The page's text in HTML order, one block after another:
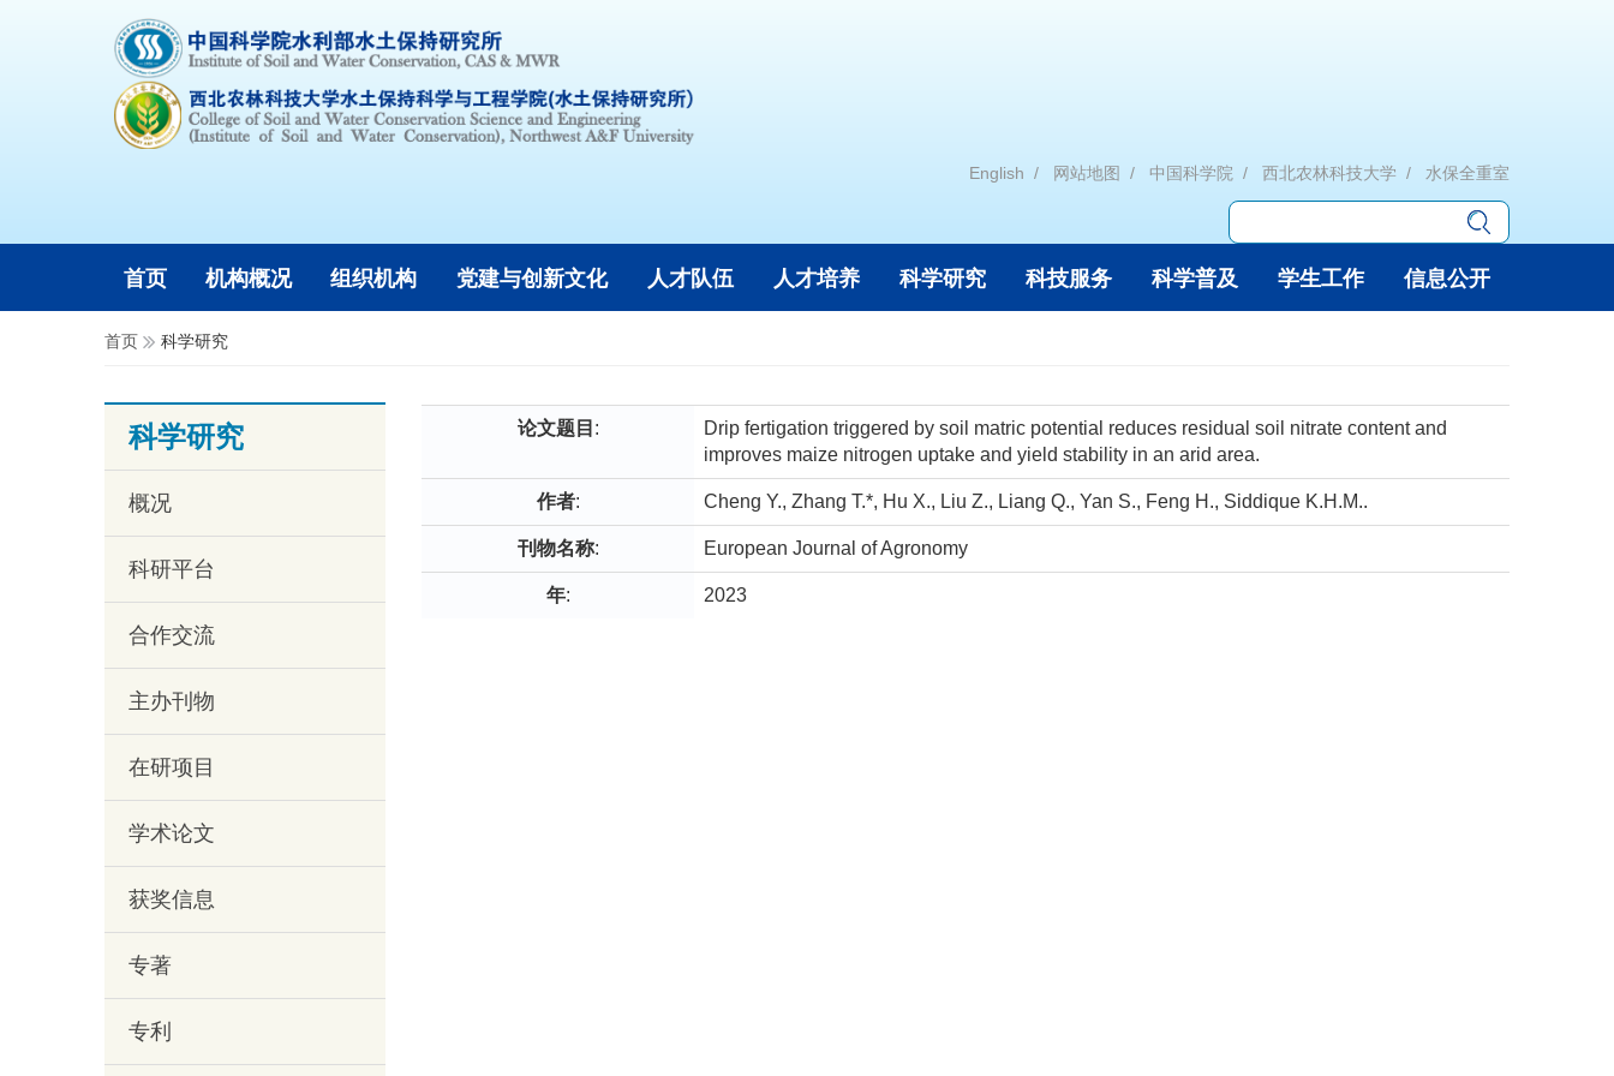
English 网站地图 中国科学院 西北农林科技大学 水保全重室
首页 机构概况 组织机构 党建与创新文化 人才队伍 人才培养 科学研究 科技服务 科学普及 学生工作 信息公开
首页 科学研究
科学研究
概况
科研平台
合作交流
主办刊物
在研项目
学术论文
获奖信息
专著
专利
论文题目 :
Drip fertigation triggered by soil matric potential reduces residual soil nitrate content and
improves maize nitrogen uptake and yield stability in an arid area.
作者: Cheng Y., Zhang T.*, Hu X., Liu Z., Liang Q., Yan S., Feng H., Siddique K.H.M..
刊物名称: European Journal of Agronomy
年: 2023